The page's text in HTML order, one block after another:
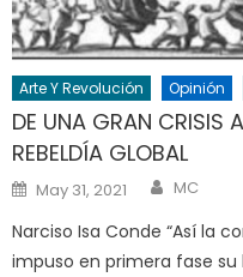
Arte Y Revolución Opinión
DE UNA GRAN CRISIS
REBELDÍA GLOBAL
Posted
on
May 31, 2021 Author
MC
Narciso Isa Conde “Así la
impuso en primera fase